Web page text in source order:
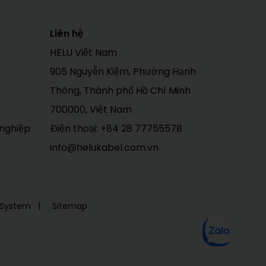
Liên hệ
HELU Việt Nam
905 Nguyễn Kiệm, Phường Hạnh
Thông, Thành phố Hồ Chí Minh
700000, Việt Nam
Điện thoại: +84 28 77755578
info@helukabel.com.vn
Sitemap